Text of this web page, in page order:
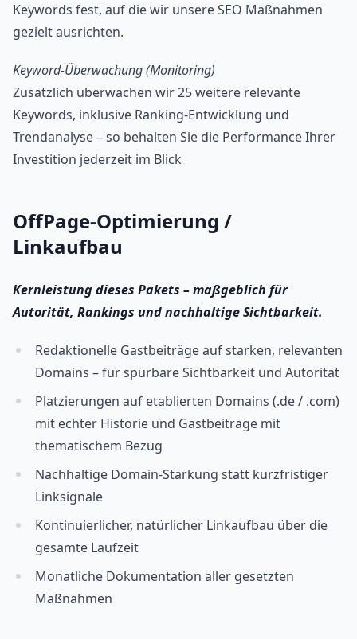
Keywords fest, auf die wir unsere SEO Maßnahmen
gezielt ausrichten.
Keyword-Überwachung (Monitoring)
Zusätzlich überwachen wir 25 weitere relevante
Keywords, inklusive Ranking-Entwicklung und
Trendanalyse – so behalten Sie die Performance Ihrer
Investition jederzeit im Blick
OffPage-Optimierung /
Linkaufbau
Kernleistung dieses Pakets – maßgeblich für
Autorität, Rankings und nachhaltige Sichtbarkeit.
Redaktionelle Gastbeiträge auf starken, relevanten
Domains – für spürbare Sichtbarkeit und Autorität
Platzierungen auf etablierten Domains (.de / .com)
mit echter Historie und Gastbeiträge mit
thematischem Bezug
Nachhaltige Domain-Stärkung statt kurzfristiger
Linksignale
Kontinuierlicher, natürlicher Linkaufbau über die
gesamte Laufzeit
Monatliche Dokumentation aller gesetzten
Maßnahmen